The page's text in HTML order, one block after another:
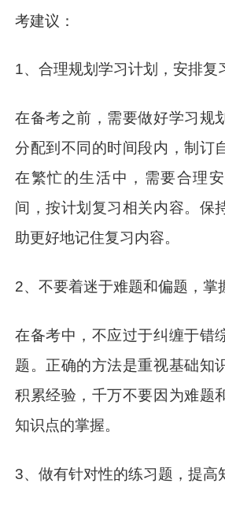
考建议：
1、合理规划学习计划，安排复
在备考之前，需要做好学习规
分配到不同的时间段内，制订
在繁忙的生活中，需要合理
间，按计划复习相关内容。保
助更好地记住复习内容。
2、不要着迷于难题和偏题，掌
在备考中，不应过于纠缠于错
题。正确的方法是重视基础知
积累经验，千万不要因为难题
知识点的掌握。
3、做有针对性的练习题，提高